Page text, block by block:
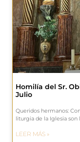
Homilía del Sr.
Julio
Queridos hermanos:
liturgia de la Iglesia son
LEER MÁS »